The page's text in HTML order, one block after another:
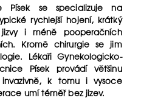
Písek se specializuje na
rychlejší hojení, krátký
i méně pooperačních
Kromě chirurgie se jim
Lékaři Gynekologicko-
Písek provádí většinu
invazivně, k tomu i vysoce
umí téměř bez jizev.